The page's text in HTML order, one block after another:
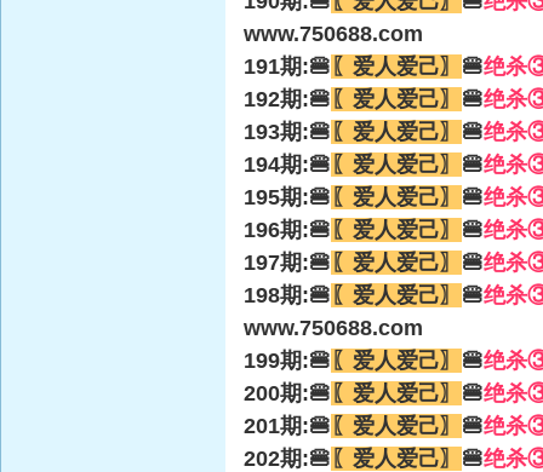
www.750688.com
191期:🍔 〖爱人爱己〗 🍔绝杀
192期:🍔 〖爱人爱己〗 🍔绝杀
193期:🍔 〖爱人爱己〗 🍔绝杀
194期:🍔 〖爱人爱己〗 🍔绝杀
195期:🍔 〖爱人爱己〗 🍔绝杀
196期:🍔 〖爱人爱己〗 🍔绝杀
197期:🍔 〖爱人爱己〗 🍔绝杀
198期:🍔 〖爱人爱己〗 🍔绝杀
www.750688.com
199期:🍔 〖爱人爱己〗 🍔绝杀
200期:🍔 〖爱人爱己〗 🍔绝杀
201期:🍔 〖爱人爱己〗 🍔绝杀
202期:🍔 〖爱人爱己〗 🍔绝杀